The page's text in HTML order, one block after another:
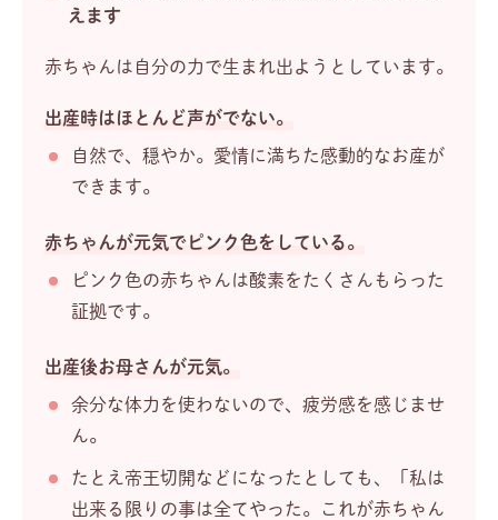
えます
赤ちゃんは自分の力で生まれ出ようとしています。
出産時はほとんど声がでない。
自然で、穏やか。愛情に満ちた感動的なお産が
できます。
赤ちゃんが元気でピンク色をしている。
ピンク色の赤ちゃんは酸素をたくさんもらった
証拠です。
出産後お母さんが元気。
余分な体力を使わないので、疲労感を感じませ
ん。
たとえ帝王切開などになったとしても、「私は
出来る限りの事は全てやった。これが赤ちゃん